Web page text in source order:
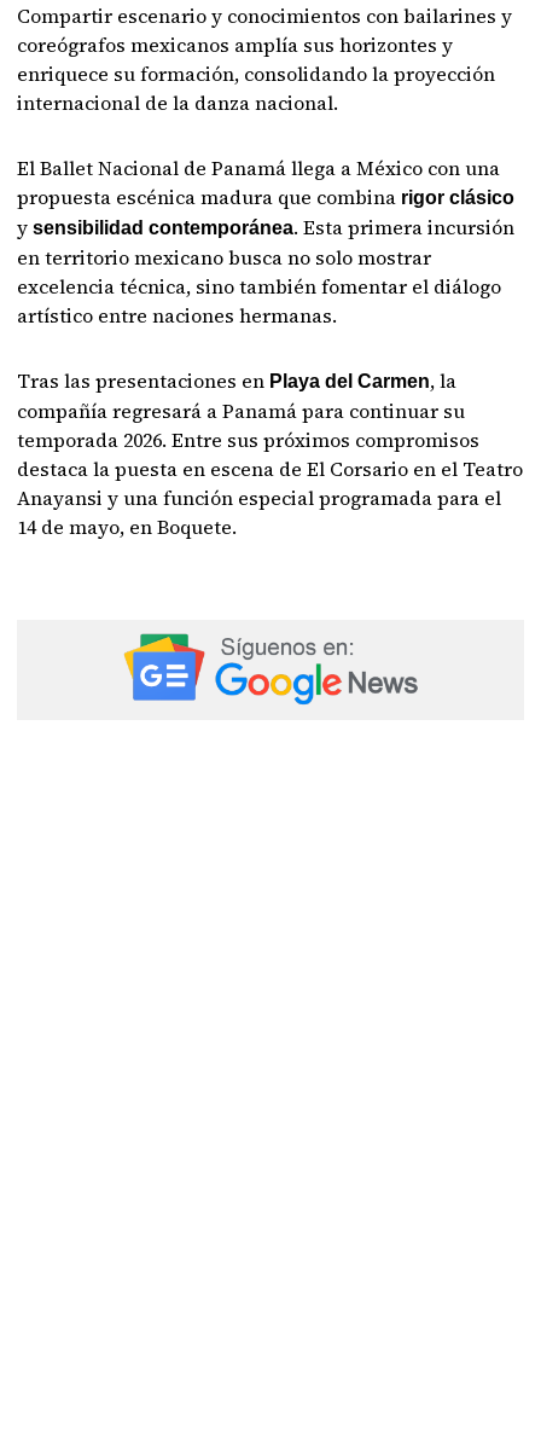
Compartir escenario y conocimientos con bailarines y
coreógrafos mexicanos amplía sus horizontes y
enriquece su formación, consolidando la proyección
internacional de la danza nacional.
El Ballet Nacional de Panamá llega a México con una
propuesta escénica madura que combina rigor clásico
ysensibilidad contemporánea. Esta primera incursión
en territorio mexicano busca no solo mostrar
excelencia técnica, sino también fomentar el diálogo
artístico entre naciones hermanas.
Tras las presentaciones en Playa del Carmen, la
compañía regresará a Panamá para continuar su
temporada 2026. Entre sus próximos compromisos
destaca la puesta en escena de El Corsario en el Teatro
Anayansi y una función especial programada para el
14 de mayo, en Boquete.